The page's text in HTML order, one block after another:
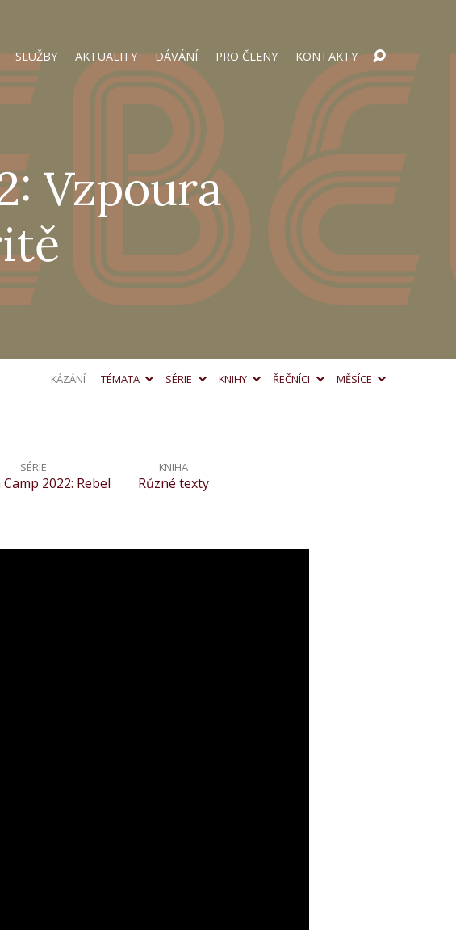
SLUŽBY AKTUALITY DÁVÁNÍ PRO ČLENY KONTAKTY
Vzpoura
KÁZÁNÍ TÉMATA SÉRIE KNIHY ŘEČNÍCI MĚSÍCE
SÉRIE
2022: Rebel
KNIHA
Různé texty